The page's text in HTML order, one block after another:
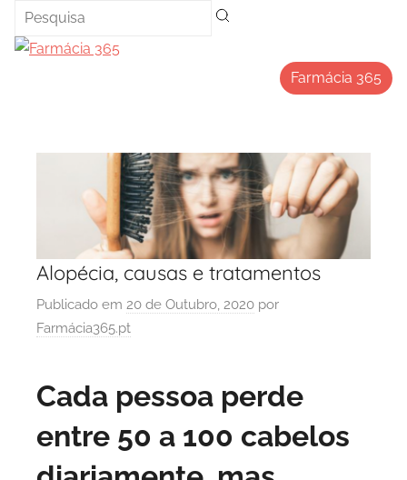
Saltar
para
Farmácia 365
Alopécia, causas e tratamentos
Publicado em 20 de Outubro, 2020 por
Farmácia365.pt
Cada pessoa perde
entre 50 a 100 cabelos